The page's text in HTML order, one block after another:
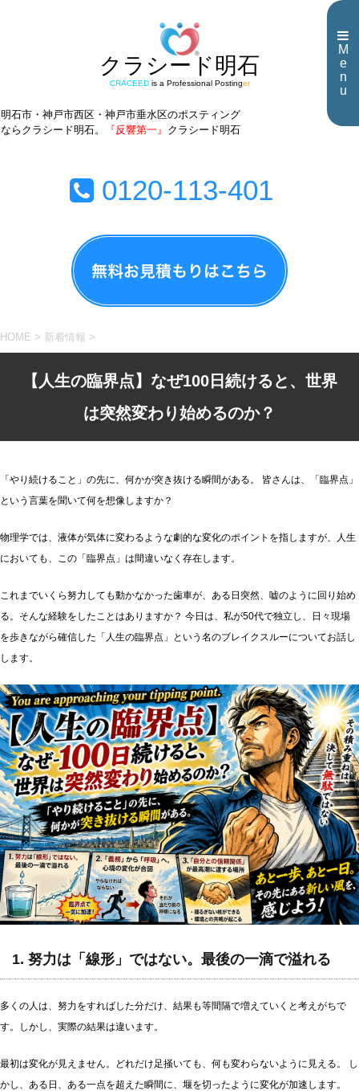
M
e
n
u
クラシード明石
CRACEEDis a Professional Postinger
明石市・神戸市西区・神戸市垂水区のポスティング
ならクラシード明石。
『反響第一』 クラシード明石
0120-113-401
HOME > 新着情報 >
【人生の臨界点】なぜ100日続けると、世界
は突然変わり始めるのか？
「やり続けること」の先に、何かが突き抜ける瞬間がある。 皆さんは、「臨界点」
という言葉を聞いて何を想像しますか？
物理学では、液体が気体に変わるような劇的な変化のポイントを指しますが、人生
においても、この「臨界点」は間違いなく存在します。
これまでいくら努力しても動かなかった歯車が、ある日突然、嘘のように回り始め
る。そんな経験をしたことはありますか？ 今日は、私が50代で独立し、日々現場
を歩きながら確信した「人生の臨界点」という名のブレイクスルーについてお話し
します。
1. 努力は「線形」ではない。最後の一滴で溢れる
多くの人は、努力をすればした分だけ、結果も等間隔で増えていくと考えがちで
す。しかし、実際の結果は違います。
最初は変化が見えません。どれだけ足掻いても、何も変わらないように見える。 し
かし、ある日、ある一点を超えた瞬間に、堰を切ったように変化が加速します。